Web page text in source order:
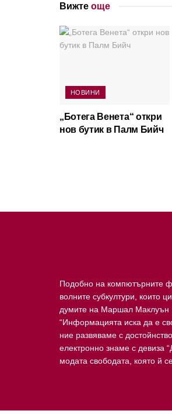
Вижте още
НОВИНИ
„Ботега Венета“ откри
нов бутик в Палм Бийч
Подобно на компютърните
волните субкултури, които
думите на Маршал Маклуън
“Информацията иска да е
ние развяваме с
електронно знаме с девиза
модата свободата, която й